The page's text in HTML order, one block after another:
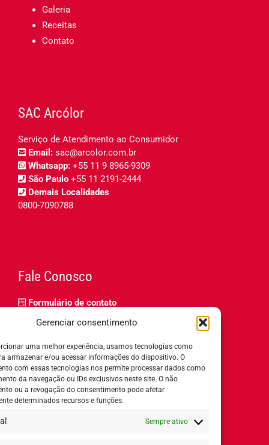
Gerenciar consentimento
uma melhor experiência, usamos tecnologias como
armazenar e/ou acessar informações do dispositivo. O
com essas tecnologias nos permite processar dados como
da navegação ou IDs exclusivos neste site. O não
ou a revogação do consentimento pode afetar
determinados recursos e funções.
Sempre ativo
Galeria
Receitas
Contato
SAC Arcólor
Serviço de Atendimento ao Consumidor
Email: sac@arcolor.com.br
Whatsapp: +55 11 9 8965-9309
São Paulo +55 11 2191-2444
Demais Localidades
0800-7090788
Fale Conosco
Formulário de contato
Relatório de igualdade salarial
Horário de Atendimento:
8h ás 18h